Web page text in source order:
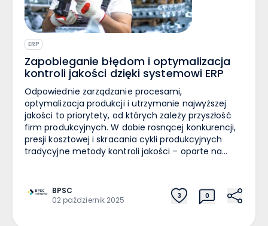
ERP
Zapobieganie błędom i optymalizacja
kontroli jakości dzięki systemowi ERP
Odpowiednie zarządzanie procesami,
optymalizacja produkcji i utrzymanie najwyższej
jakości to priorytety, od których zależy przyszłość
firm produkcyjnych. W dobie rosnącej konkurencji,
presji kosztowej i skracania cykli produkcyjnych
tradycyjne metody kontroli jakości – oparte na
rynkowe i normy jakościowe (ISO, IATF, HACCP)
wymuszają stosowanie nowoczesnych rozwiązań,
BPSC
02 październik 2025
3 0